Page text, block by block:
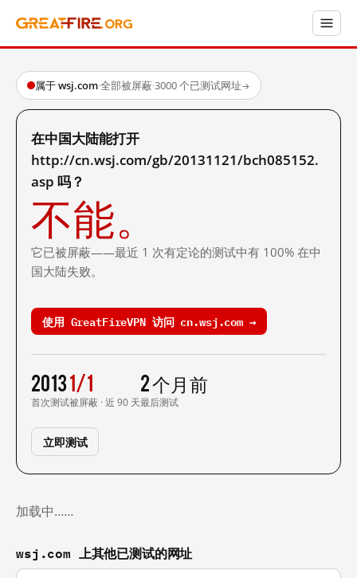
属于 wsj.com·全部被屏蔽·3000 个已测试网址→
在中国大陆能打开
http://cn.wsj.com/gb/20131121/bch085152.
asp 吗？
不能。
它已被屏蔽——最近 1 次有定论的测试中有 100% 在中
国大陆失败。
使用 GreatFireVPN 访问 cn.wsj.com →
2013
首次测试
1/1
被屏蔽 · 近 90 天
2 个月前
最后测试
立即测试
加载中……
wsj.com 上其他已测试的网址